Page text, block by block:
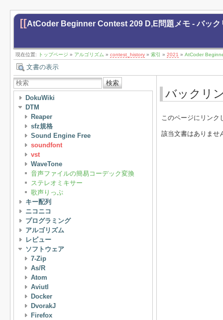
[[AtCoder Beginner Contest 209 D,E問題メモ - バック
現在位置: トップページ » アルゴリズム » contest_history » 索引 » 2021 » AtCoder
文書の表示
検索
DokuWiki
DTM
Reaper
sfz規格
Sound Engine Free
soundfont
vst
WaveTone
音声ファイルの簡易コーデック変換
ステレオミキサー
歌声りっぷ
キー配列
ニコニコ
プログラミング
アルゴリズム
レビュー
ソフトウェア
7-Zip
As/R
Atom
Aviutl
Docker
DvorakJ
Firefox
バックリ
このページにリンク
該当文書はありませ